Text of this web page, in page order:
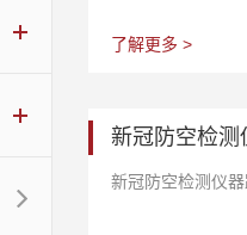
了解更多 >
新冠防空检测
新冠防空检测仪